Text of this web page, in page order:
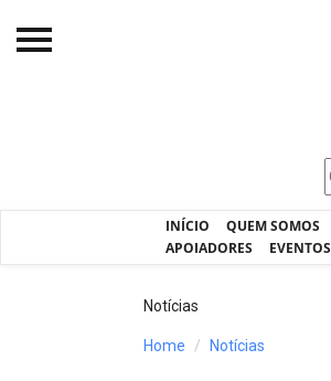
INÍCIO QUEM SOMOS
APOIADORES
EVENTOS
Notícias
Home Notícias